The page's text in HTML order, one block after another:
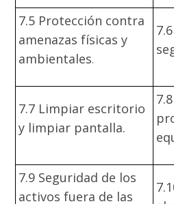
7.5 Protección contra
amenazas físicas y
ambientales.
7.7 Limpiar escritorio
y limpiar pantalla.
7.9 Seguridad de los
activos fuera de las